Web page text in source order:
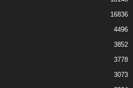
16836
4496
3852
3778
3073